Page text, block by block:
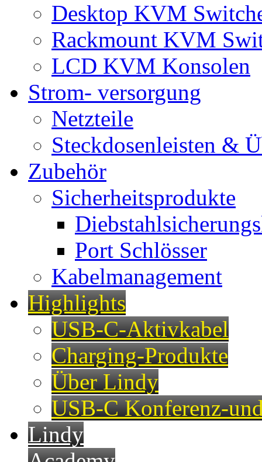
Desktop KVM
Rackmount KVM
LCD KVM Konsolen
Strom- versorgung
Netzteile
Steckdosenleisten &
Zubehör
Sicherheitsprodukte
Port Schlösser
Kabelmanagement
Highlights
USB-C-Aktivkabel
Charging-Produkte
Über Lindy
USB-C Konferenz-
Lindy